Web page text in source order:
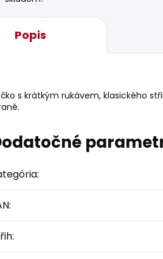
Popis
s krátkým rukávem, klasického
:
:
: